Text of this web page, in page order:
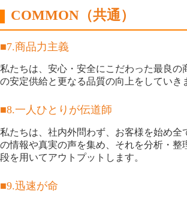
COMMON（共通）
■7.商品力主義
私たちは、安心・安全にこだわった最良の
の安定供給と更なる品質の向上をしていき
■8.一人ひとりが伝道師
私たちは、社内外問わず、お客様を始め全
の情報や真実の声を集め、それを分析・整
段を用いてアウトプットします。
■9.迅速が命